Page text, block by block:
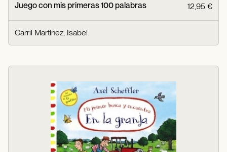
Juego con mis primeras 100 palabras 12,95 €
Carril Martínez, Isabel